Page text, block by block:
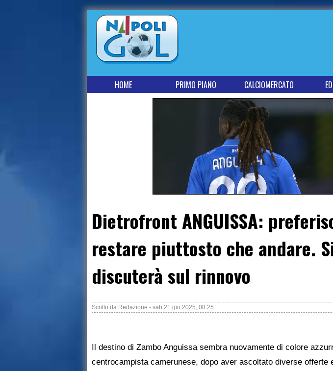
HOME PRIMO PIANO CALCIOMERCATO
Dietrofront ANGUISSA:
restare piuttosto che andare.
discuterà sul rinnovo
Scritto da Redazione - sab 21 giu 2025, 08:25
Il destino di Zambo Anguissa sembra nuovamente di colore
centrocampista camerunese, dopo aver ascoltato diverse offerte